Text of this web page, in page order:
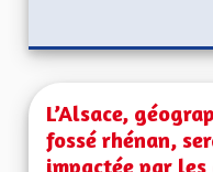
L’Alsace,
fossé rhénan,
impactée par les